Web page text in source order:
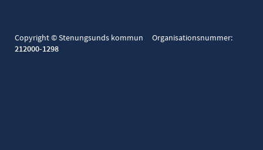
Copyright © Stenungsunds kommun Organisationsnummer:
212000-1298